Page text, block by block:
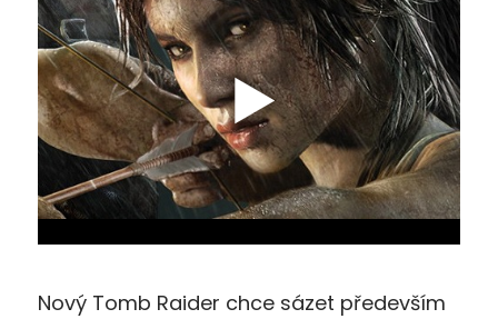
Nový Tomb Raider chce sázet především